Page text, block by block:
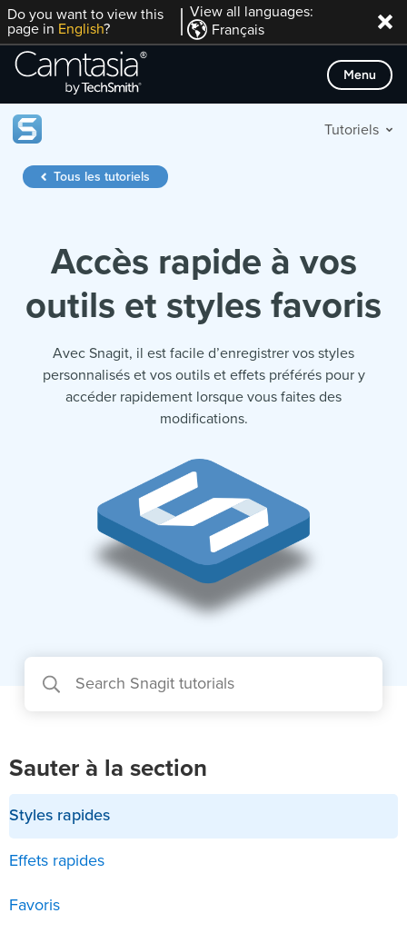
Passer
directement
contenu
Do you want to view this
page in English?
View all languages:
Français
Menu
Tutoriels
Tous les tutoriels
Accès rapide à vos
outils et styles favoris
Avec Snagit, il est facile d’enregistrer vos styles
personnalisés et vos outils et effets préférés pour y
accéder rapidement lorsque vous faites des
modifications.
Sauter à la section
Styles rapides
Effets rapides
Favoris